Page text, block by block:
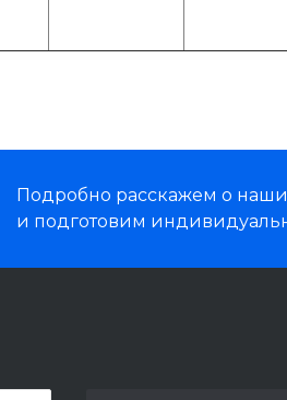
Подробно расскажем о
и подготовим